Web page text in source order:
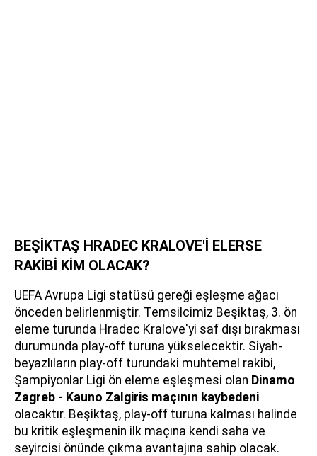
BEŞİKTAŞ HRADEC KRALOVE'İ ELERSE
RAKİBİ KİM OLACAK?
UEFA Avrupa Ligi statüsü gereği eşleşme ağacı
önceden belirlenmiştir. Temsilcimiz Beşiktaş, 3. ön
eleme turunda Hradec Kralove'yi saf dışı bırakması
durumunda play-off turuna yükselecektir. Siyah-
beyazlıların play-off turundaki muhtemel rakibi,
Şampiyonlar Ligi ön eleme eşleşmesi olan Dinamo
Zagreb - Kauno Zalgiris maçının kaybedeni
olacaktır. Beşiktaş, play-off turuna kalması halinde
bu kritik eşleşmenin ilk maçına kendi saha ve
seyircisi önünde çıkma avantajına sahip olacak.